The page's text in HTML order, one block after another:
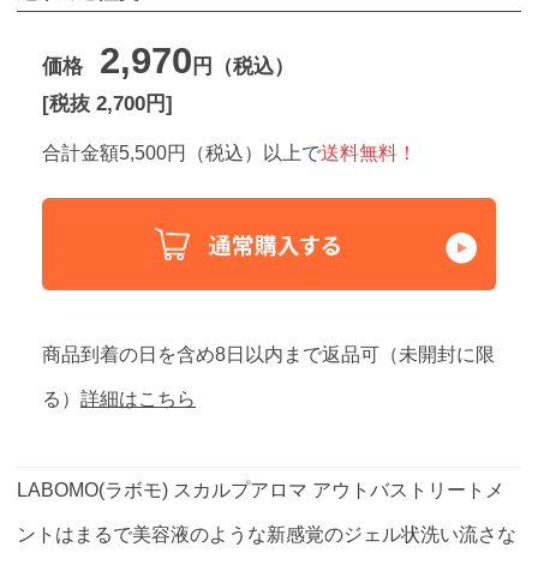
価格 2,970円（税込）
[税抜 2,700円]
合計金額5,500円（税込）以上で送料無料！
商品到着の日を含め8日以内まで返品可（未開封に限
る）詳細はこちら
LABOMO(ラボモ) スカルプアロマ アウトバストリートメ
ントはまるで美容液のような新感覚のジェル状洗い流さな